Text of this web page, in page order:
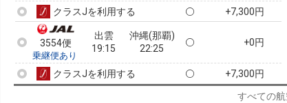
クラスJを利用する +7,300円
3554便
乗継便あり
出雲
19:15
沖縄(那覇)
22:25
+0円
クラスJを利用する +7,300円
すべての